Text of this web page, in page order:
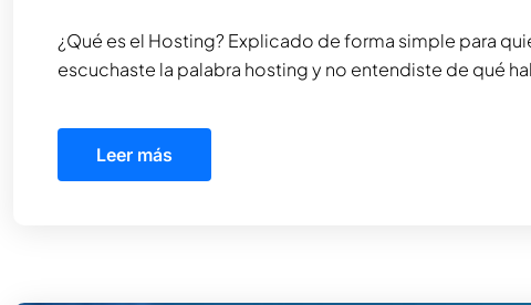
¿Qué es el Hosting? Explicado de forma simple para
escuchaste la palabra hosting y no entendiste de qué
Leer más